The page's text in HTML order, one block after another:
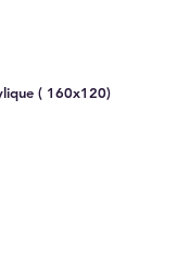
( 160x120)